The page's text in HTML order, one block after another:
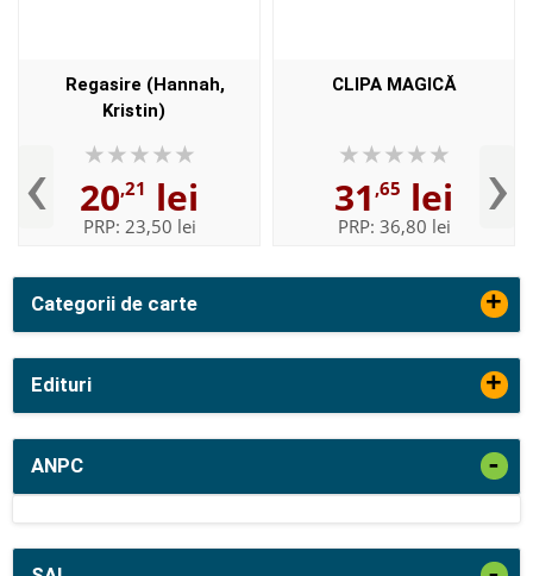
Categorii de carte +
Edituri +
ANPC -
‹
Regasire (Hannah,
Kristin)
20,21 lei
PRP: 23,50 lei
CLIPA MAGICĂ
31 ,65 lei
PRP: 36,80 lei ›